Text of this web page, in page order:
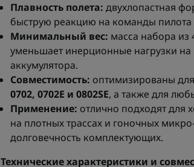
Плавность полета: двухлопастная
быструю реакцию на команды
Минимальный вес: масса набора из
уменьшает инерционные нагрузки
аккумулятора.
Совместимость: оптимизированы
0702, 0702E и 0802SE, а также для
Применение: отлично подходят для
на плотных трассах и гоночных
долговечность комплектующих.
Технические характеристики и